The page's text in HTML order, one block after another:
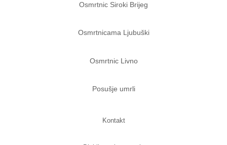
Osmrtnic Siroki Brijeg
Osmrtnicama Ljubuški
Osmrtnic Livno
Posušje umrli
Kontakt